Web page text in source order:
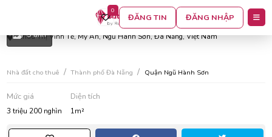
0
ĐĂNG TIN ĐĂNG NHẬP
Căn hộ studio cửa sổ kvực châu thị vĩnh tế 3tr2
Châu Thị Vĩnh Tế, Mỹ An, Ngũ Hành Sơn, Đà Nẵng, Việt Nam
5 ảnh
Nhà đất cho thuê Thành phố Đà Nẵng Quận Ngũ Hành Sơn
Mức giá
3 triệu 200 nghìn
Diện tích
1m²